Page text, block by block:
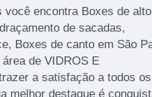
você encontra Boxes de alto
de sacadas,
Boxes de canto em São
de VIDROS E
a satisfação a todos os
melhor destaque é